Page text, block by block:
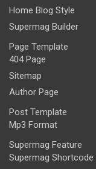
Home Blog Style
Supermag Builder
Page Template
404 Page
Sitemap
Author Page
Post Template
Mp3 Format
Supermag Feature
Supermag Shortcode